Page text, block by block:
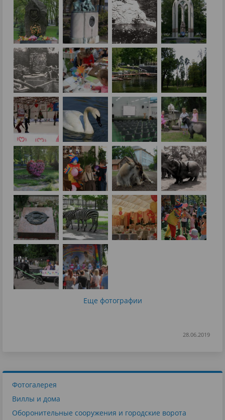
Еще фотографии
28.06.2019
Фотогалерея
Виллы и дома
Оборонительные сооружения и городские ворота